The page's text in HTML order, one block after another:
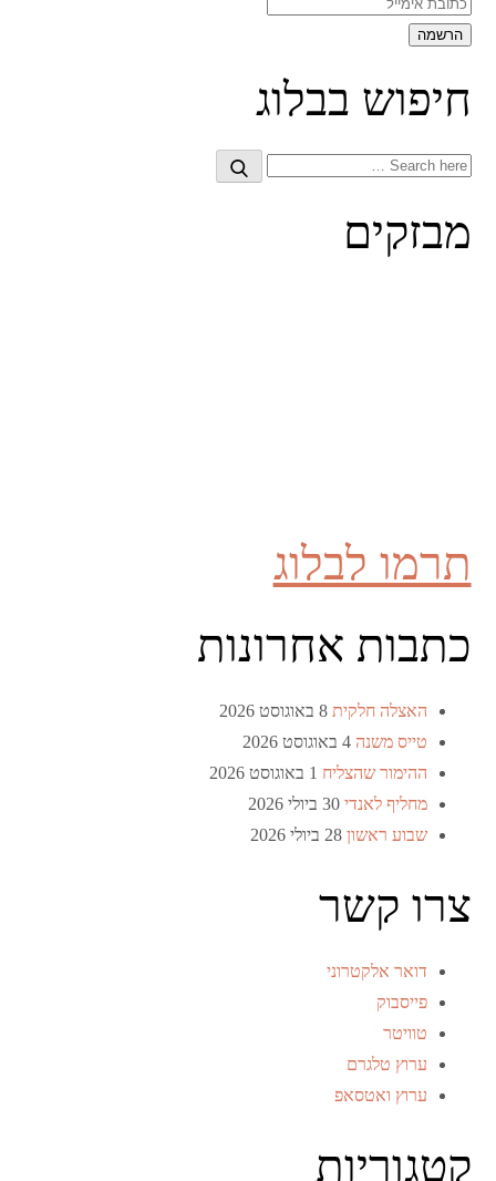
חיפוש בבלוג
Search
Search
מבזקים
תרמו לבלוג
כתבות אחרונות
האצלה חלקית 8 באוגוסט 2026
טייס משנה 4 באוגוסט 2026
ההימור שהצליח 1 באוגוסט 2026
מחליף לאנדי 30 ביולי 2026
שבוע ראשון 28 ביולי 2026
צרו קשר
דואר אלקטרוני
פייסבוק
טוויטר
ערוץ טלגרם
ערוץ ואטסאפ
קטגוריות